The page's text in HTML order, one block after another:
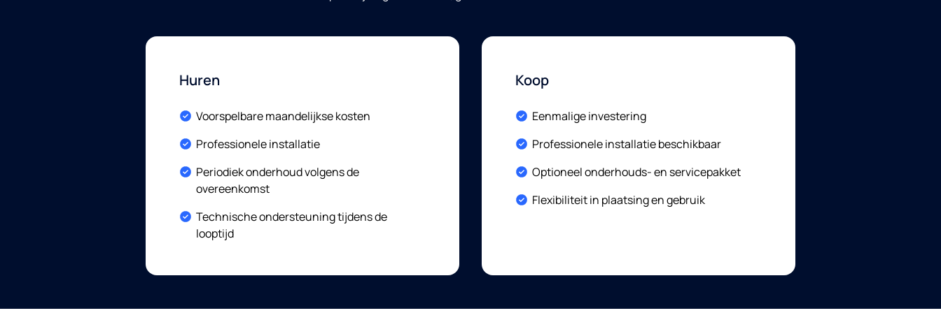
Huren
Included:
Voorspelbare maandelijkse kosten
Included:
Professionele installatie
Included:
Periodiek onderhoud volgens de
overeenkomst
Included:
Technische ondersteuning tijdens de
looptijd
Koop
Included:
Eenmalige investering
Included:
Professionele installatie beschikbaar
Included:
Optioneel onderhouds- en servicepakket
Included:
Flexibiliteit in plaatsing en gebruik